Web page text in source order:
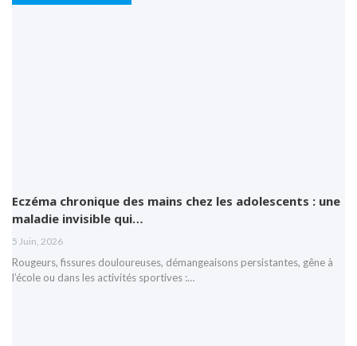
Eczéma chronique des mains chez les adolescents : une
maladie invisible qui…
5 Juin, 2026
Rougeurs, fissures douloureuses, démangeaisons persistantes, gêne à
l’école ou dans les activités sportives :…